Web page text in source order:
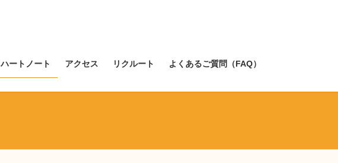
ハートノート アクセス リクルート よくあるご質問（FAQ）